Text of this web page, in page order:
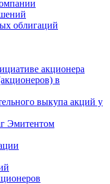
облигаций
акционера
в
выкупа акций у
Эмитентом